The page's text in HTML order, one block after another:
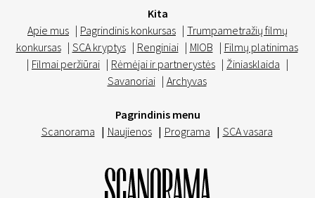
Kita
Apie mus | Pagrindinis konkursas | Trumpametražių filmų
konkursas | SCA kryptys | Renginiai | MIOB | Filmų platinimas
| Filmai peržiūrai | Rėmėjai ir partnerystės | Žiniasklaida |
Savanoriai | Archyvas
Pagrindinis menu
Scanorama | Naujienos | Programa | SCA vasara